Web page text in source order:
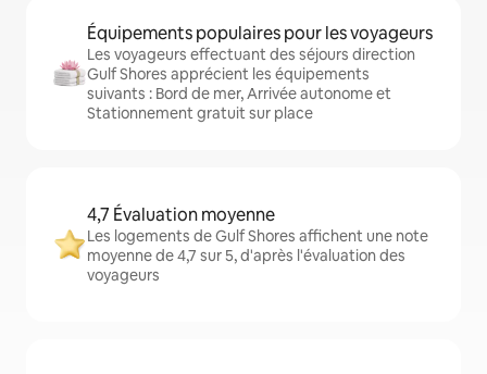
Équipements populaires pour les voyageurs
Les voyageurs effectuant des séjours direction
Gulf Shores apprécient les équipements
suivants : Bord de mer, Arrivée autonome et
Stationnement gratuit sur place
4,7 Évaluation moyenne
Les logements de Gulf Shores affichent une note
moyenne de 4,7 sur 5, d'après l'évaluation des
voyageurs